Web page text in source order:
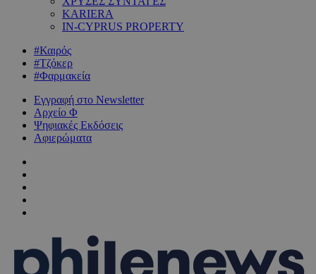
KARIERA
IN-CYPRUS PROPERTY
#Καιρός
#Τζόκερ
#Φαρμακεία
Εγγραφή στο Newsletter
Αρχείο Φ
Ψηφιακές Εκδόσεις
Αφιερώματα